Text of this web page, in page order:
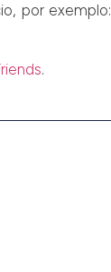
por exemplo:
.